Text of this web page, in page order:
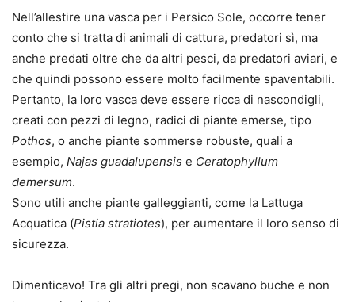
Nell’allestire una vasca per i Persico Sole, occorre tener
conto che si tratta di animali di cattura, predatori sì, ma
anche predati oltre che da altri pesci, da predatori aviari, e
che quindi possono essere molto facilmente spaventabili.
Pertanto, la loro vasca deve essere ricca di nascondigli,
creati con pezzi di legno, radici di piante emerse, tipo
Pothos, o anche piante sommerse robuste, quali a
esempio, Najas guadalupensis e Ceratophyllum
demersum.
Sono utili anche piante galleggianti, come la Lattuga
Acquatica (Pistia stratiotes), per aumentare il loro senso di
sicurezza.
Dimenticavo! Tra gli altri pregi, non scavano buche e non